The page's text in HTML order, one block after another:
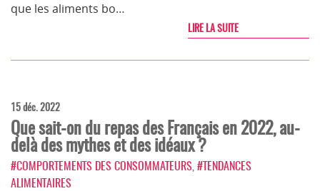
que les aliments bo…
LIRE LA SUITE
15 déc. 2022
Que sait-on du repas des Français en 2022, au-
delà des mythes et des idéaux ?
#COMPORTEMENTS DES CONSOMMATEURS #TENDANCES
ALIMENTAIRES